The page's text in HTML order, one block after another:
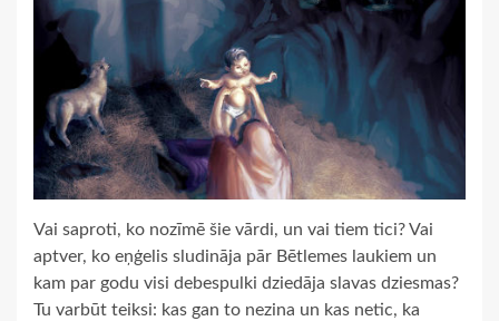
Vai saproti, ko nozīmē šie vārdi, un vai tiem tici? Vai
aptver, ko eņģelis sludināja pār Bētlemes laukiem un
kam par godu visi debespulki dziedāja slavas dziesmas?
Tu varbūt teiksi: kas gan to nezina un kas netic, ka